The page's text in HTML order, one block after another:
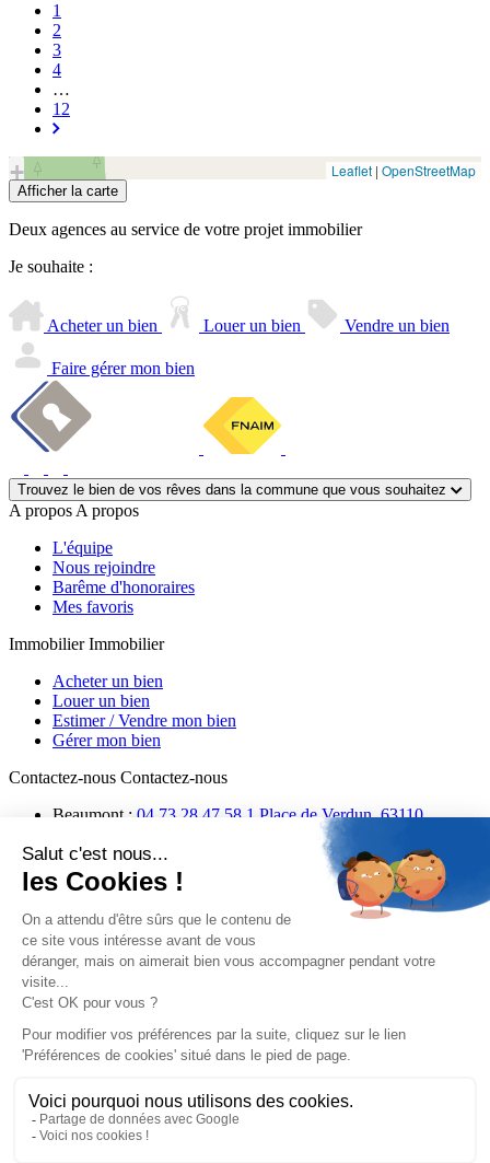
Page
courante
1
Page
2
Page
3
Page
4
…
Dernière
page
12
+
−
Leaflet | OpenStreetMap
Afficher la carte
Deux agences au service de votre projet immobilier
Je souhaite :
Acheter un bien Louer un bien Vendre un bien
Faire gérer mon bien
Trouvez le bien de vos rêves dans la commune que vous souhaitez
A propos A propos
L'équipe
Nous rejoindre
Barême d'honoraires
Mes favoris
Immobilier Immobilier
Acheter un bien
Louer un bien
Estimer / Vendre mon bien
Gérer mon bien
Contactez-nous Contactez-nous
Beaumont : 04 73 28 47 58 1 Place de Verdun, 63110
Aubière :04 73 26 31 20
28 Place des Ramacles, 63170
Aubière
Pied de page
Configuration des cookies
Mentions Légales
Plan du site
Politique de confidentialité
Réalisé par